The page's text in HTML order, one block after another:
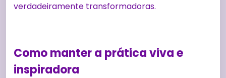
verdadeiramente transformadoras.
Como manter a prática viva e
inspiradora